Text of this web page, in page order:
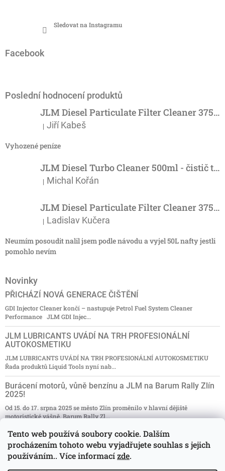
Tento web používá soubory cookie. Dalším
procházením tohoto webu vyjadřujete souhlas s jejich
používáním.. Více informacízde.
Sledovat na Instagramu
Facebook
Poslední hodnocení produktů
JLM Diesel Particulate Filter Cleaner 375ml - účinný čistič DPF
Hodnocení produktu je 5 z 5 hvězdiček.
| Jiří Kabeš
Vyhozené peníze
JLM Diesel Turbo Cleaner 500ml - čistič turba
Hodnocení produktu je 5 z 5 hvězdiček.
| Michal Kořán
JLM Diesel Particulate Filter Cleaner 375ml - účinný čistič DPF
Hodnocení produktu je 3 z 5 hvězdiček.
| Ladislav Kučera
Neumím posoudit nalil jsem podle návodu a vyjel 50L nafty jestli
pomohlo nevím
Novinky
PŘICHÁZÍ NOVÁ GENERACE ČIŠTĚNÍ
GDI Injector Cleaner končí – nastupuje Petrol Fuel System Cleaner
Performance JLM GDI Injec...
JLM LUBRICANTS UVÁDÍ NA TRH PROFESIONÁLNÍ
AUTOKOSMETIKU
JLM LUBRICANTS UVÁDÍ NA TRH PROFESIONÁLNÍ AUTOKOSMETIKU
Řada produktů Liquid Tools nyní nab...
Burácení motorů, vůně benzínu a JLM na Barum Rally Zlín
2025!
Od 15. do 17. srpna 2025 se město Zlín proměnilo v hlavní dějiště
motoristické vášně. Barum Rally Zl...
NAKUPUJ ZA ZVÝHODNĚNÉ CENY
Nakupujte s 15% slevou a užívejte si kvality! Máme pro vás skvělou
zprávu! Od 2. pros...